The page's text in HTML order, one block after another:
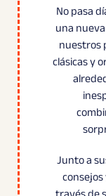
No pasa
una
nuestros
clásicas y
Junto a